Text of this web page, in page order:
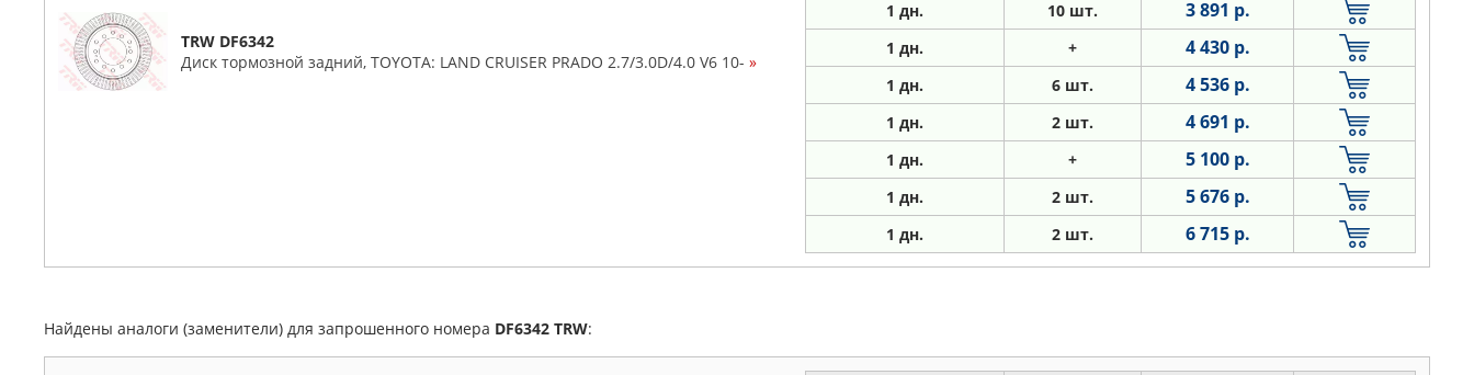
TRW DF6342
Диск тормозной задний, TOYOTA: LAND CRUISER PRADO 2.7/3.0D/4.0 V6 10- »
1 дн. 10 шт. 3 891 р.
1 дн. + 4 430 р.
1 дн. 6 шт. 4 536 р.
1 дн. 2 шт. 4 691 р.
1 дн. + 5 100 р.
1 дн. 2 шт. 5 676 р.
1 дн. 2 шт. 6 715 р.
Найдены аналоги (заменители) для запрошенного номера DF6342 TRW: